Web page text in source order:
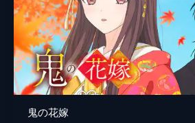
森家は共闘の構えで――
24分
第七話 アサと『解』
ユルに眼帯をした右目について尋ねられ、
「兄様には嘘をつきたくない」と言うアサは
過去を語り始める。自分は一度死んでいる、
24分
オシラサマ
うさちゃん／カメちゃん
田寺ケン
影森ヒカル
鬼の花嫁